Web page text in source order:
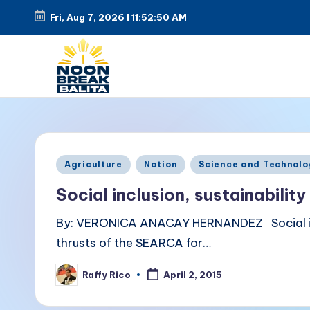
Skip
Fri, Aug 7, 2026 l 11:52:50 AM
o
o
n
B
r
e
tuwing
tanghali.
Posted
Agriculture Nation Science and
Social inclusion,
By: VERONICA ANACAY HERNANDEZ
thrusts of the SEARCA for…
Posted
by
Raffy Rico April 2, 2015